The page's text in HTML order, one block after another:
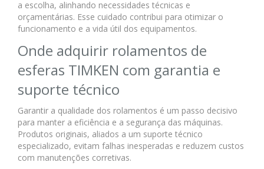
a escolha, alinhando necessidades técnicas e
orçamentárias. Esse cuidado contribui para otimizar o
funcionamento e a vida útil dos equipamentos.
Onde adquirir rolamentos de
esferas TIMKEN com garantia e
suporte técnico
Garantir a qualidade dos rolamentos é um passo decisivo
para manter a eficiência e a segurança das máquinas.
Produtos originais, aliados a um suporte técnico
especializado, evitam falhas inesperadas e reduzem custos
com manutenções corretivas.